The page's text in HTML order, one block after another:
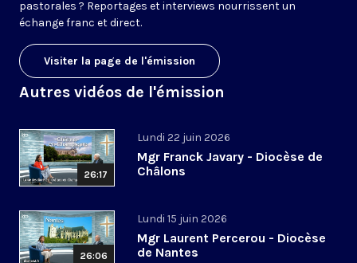
pastorales ? Reportages et interviews nourrissent un
échange franc et direct.
Visiter la page de l'émission
Autres vidéos de l'émission
26:17
Lundi 22 juin 2026
Mgr Franck Javary - Diocèse de
Châlons
26:06
Lundi 15 juin 2026
Mgr Laurent Percerou - Diocèse
de Nantes